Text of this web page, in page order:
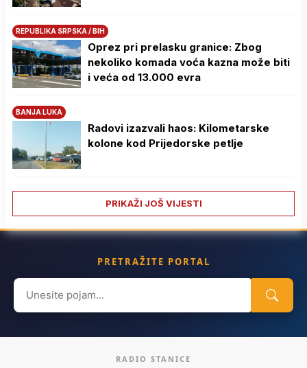
REPUBLIKA SRPSKA / BIH
Oprez pri prelasku granice: Zbog
nekoliko komada voća kazna može biti
i veća od 13.000 evra
BANJA LUKA
Radovi izazvali haos: Kilometarske
kolone kod Prijedorske petlje
PRIKAŽI JOŠ VIJESTI
PRETRAŽITE PORTAL
Search
for:
RADIO STANICE